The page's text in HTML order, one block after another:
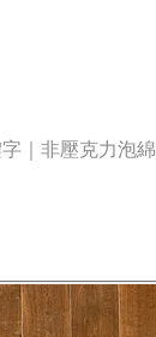
｜非壓克力泡